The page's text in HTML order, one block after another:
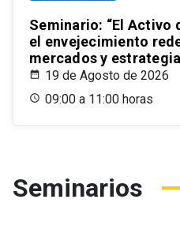
Seminario: “El Activo
el envejecimiento
mercados y
19 de Agosto de 2026
09:00 a 11:00 horas
Seminarios